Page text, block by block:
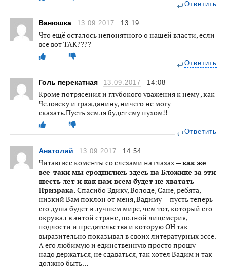
Ответить
Ванюшка 13.09.2017 13:19
Что ещё осталось непонятного о нашей власти, если
всё вот ТАК????
Ответить
Голь перекатная 13.09.2017 14:08
Кроме потрясения и глубокого уважения к нему , как
Человеку и гражданину, ничего не могу
сказать.Пусть земля будет ему пухом!!
Ответить
Анатолий 13.09.2017 14:54
Читаю все коменты со слезами на глазах —как же
все-таки мы сроднились здесь на Бложике за эти
шесть лет и как нам всем будет не хватать
Призрака.Спасибо Эдику, Володе, Сане, ребята,
низкий Вам поклон от меня, Вадиму — пусть теперь
его душа будет в лучшем мире, чем тот, который его
окружал в энтой стране, полной лицемерия,
подлости и предательства и которую ОН так
выразительно показывал в своих литературных эссе.
А его любимую и единственную просто прошу —
надо держаться, не сдаваться, так хотел Вадим и так
должно быть…